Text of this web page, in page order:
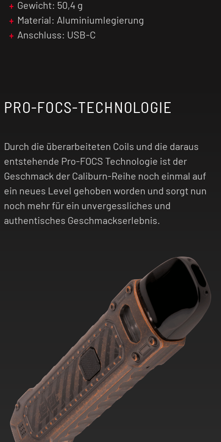
Um den Caliburn Tenet mitE-Liquid
wird das Mundstück ganz einfach seitlich
kann, solltest du 10 Minuten warten, bevor du
das erste Mal mit einem neuen Coil losdampfst.
Gewicht: 50,4 g
Material: Aluminiumlegierung
Anschluss: USB-C
PRO-FOCS-TECHNOLOGIE
Durch die überarbeiteten Coils und die daraus
entstehende Pro-FOCS Technologie ist der
Geschmack der Caliburn-Reihe noch einmal auf
ein neues Level gehoben worden und sorgt nun
noch mehr für ein unvergessliches und
authentisches Geschmackserlebnis.